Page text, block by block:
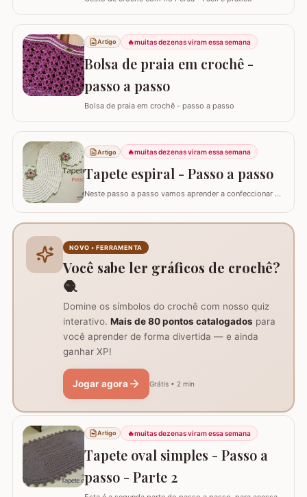
Artigo 🔥muitas dezenas viram essa semana
Bolsa de praia em crochê -
passo a passo
Bolsa de praia em crochê - passo a passo
Artigo 🔥muitas dezenas viram essa semana
Tapete espiral - Passo a passo
Neste passo a passo vamos aprender a confeccionar o
multicolor para contorno, flores e folhas. Se for utilizar
como trilho de mesa aconselho um fio…
NOVO • FERRAMENTA
Você sabe ler gráficos de crochê?
🧶
Domine os símbolos do crochê com nosso quiz
interativo. Mais de 80 pontos catalogados para
você aprender de forma divertida — e ainda
ganhar XP!
Jogar agora Grátis • 2 min
Artigo 🔥muitas dezenas viram essa semana
Tapete oval simples - Passo a
passo - Parte 2